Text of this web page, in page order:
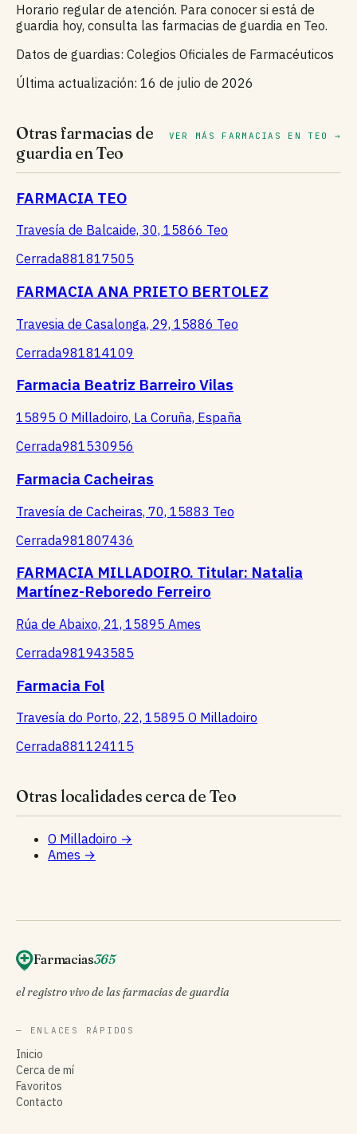
Horario regular de atención. Para conocer si está de
guardia hoy, consulta las farmacias de guardia en Teo.
Datos de guardias: Colegios Oficiales de Farmacéuticos
Última actualización: 16 de julio de 2026
Otras farmacias de
guardia en Teo
VER MÁS FARMACIAS EN TEO →
FARMACIA TEO
Travesía de Balcaide, 30, 15866 Teo
Cerrada881817505
FARMACIA ANA PRIETO BERTOLEZ
Travesia de Casalonga, 29, 15886 Teo
Cerrada981814109
Farmacia Beatriz Barreiro Vilas
15895 O Milladoiro, La Coruña, España
Cerrada981530956
Farmacia Cacheiras
Travesía de Cacheiras, 70, 15883 Teo
Cerrada981807436
FARMACIA MILLADOIRO. Titular: Natalia
Martínez-Reboredo Ferreiro
Rúa de Abaixo, 21, 15895 Ames
Cerrada981943585
Farmacia Fol
Travesía do Porto, 22, 15895 O Milladoiro
Cerrada881124115
Otras localidades cerca de Teo
O Milladoiro →
Ames →
Farmacias365
el registro vivo de las farmacias de guardia
— ENLACES RÁPIDOS
Inicio
Cerca de mí
Favoritos
Contacto